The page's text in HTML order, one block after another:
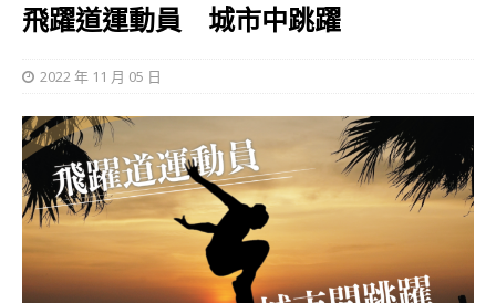
飛躍道運動員 城市中跳躍
2022 年 11 月 05 日